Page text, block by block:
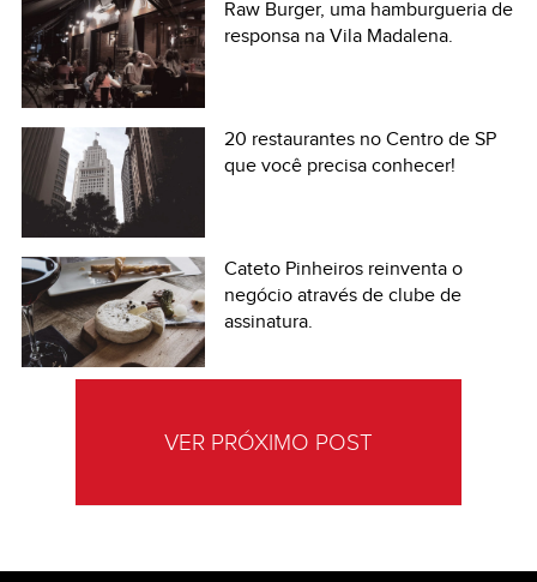
Raw Burger, uma hamburgueria de
responsa na Vila Madalena.
20 restaurantes no Centro de SP
que você precisa conhecer!
Cateto Pinheiros reinventa o
negócio através de clube de
assinatura.
VER PRÓXIMO POST